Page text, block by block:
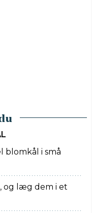
blomkål i små
og læg dem i et